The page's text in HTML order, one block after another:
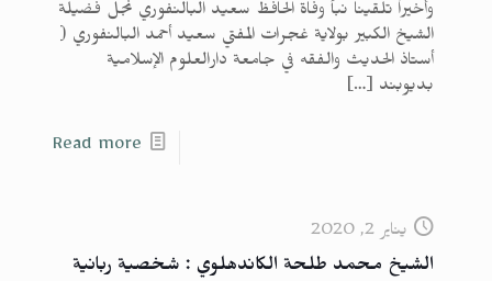
وأخيراً تلقينا نبأ وفاة الحافظ سعيد البالنفوري نجل فضيلة
الشيخ الكبير بولاية غجرات المفتي سعيد أحمد البالنفوري (
أستاذ الحديث والفقه في جامعة دارالعلوم الإسلامية
بديوبند […]
Read more
يناير 2, 2020
الشيخ محمد طلحة الكاندهلوي : شخصية ربانية